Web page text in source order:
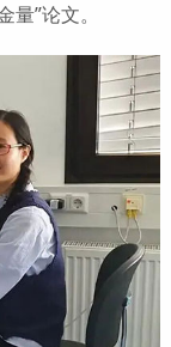
”论文。